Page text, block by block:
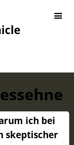
ich bei
skeptischer